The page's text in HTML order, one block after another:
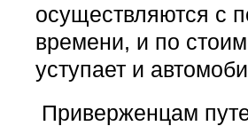
осуществляются с
времени, и по
уступает и
Приверженцам